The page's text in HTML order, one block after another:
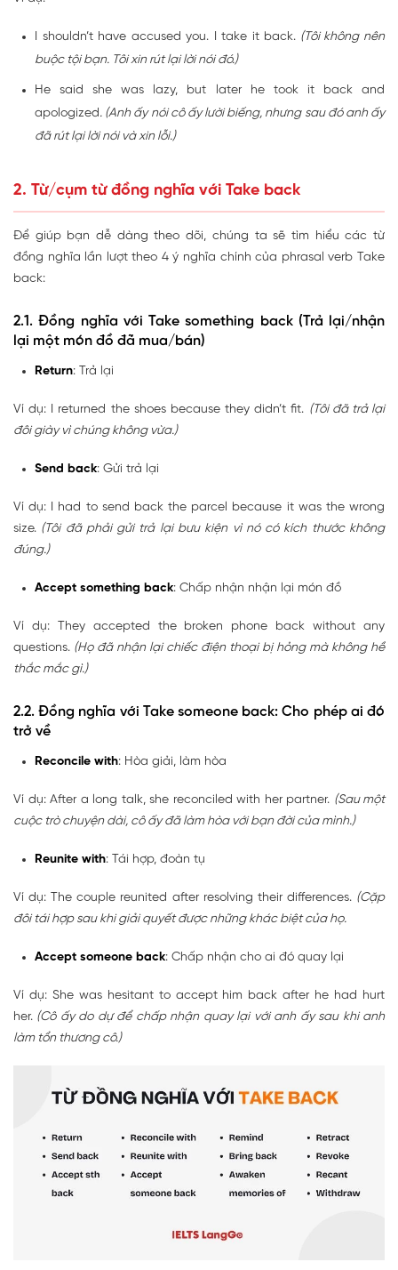
I shouldn’t have accused you. I take it back. (Tôi không nên
buộc tội bạn. Tôi xin rút lại lời nói đó.)
He said she was lazy, but later he took it back and
apologized. (Anh ấy nói cô ấy lười biếng, nhưng sau đó anh ấy
đã rút lại lời nói và xin lỗi.)
2. Từ/cụm từ đồng nghĩa với Take back
Để giúp bạn dễ dàng theo dõi, chúng ta sẽ tìm hiểu các từ
đồng nghĩa lần lượt theo 4 ý nghĩa chính của phrasal verb Take
back:
2.1. Đồng nghĩa với Take something back (Trả lại/nhận
lại một món đồ đã mua/bán)
Return: Trả lại
Ví dụ: I returned the shoes because they didn’t fit. (Tôi đã trả lại
đôi giày vì chúng không vừa.)
Send back: Gửi trả lại
Ví dụ: I had to send back the parcel because it was the wrong
size. (Tôi đã phải gửi trả lại bưu kiện vì nó có kích thước không
đúng.)
Accept something back: Chấp nhận nhận lại món đồ
Ví dụ: They accepted the broken phone back without any
questions. (Họ đã nhận lại chiếc điện thoại bị hỏng mà không hề
thắc mắc gì.)
2.2. Đồng nghĩa với Take someone back: Cho phép ai đó
trở về
Reconcile with: Hòa giải, làm hòa
Ví dụ: After a long talk, she reconciled with her partner. (Sau một
cuộc trò chuyện dài, cô ấy đã làm hòa với bạn đời của mình.)
Reunite with: Tái hợp, đoàn tụ
Ví dụ: The couple reunited after resolving their differences. (Cặp
đôi tái hợp sau khi giải quyết được những khác biệt của họ.
Accept someone back: Chấp nhận cho ai đó quay lại
Ví dụ: She was hesitant to accept him back after he had hurt
her. (Cô ấy do dự để chấp nhận quay lại với anh ấy sau khi anh
làm tổn thương cô.)